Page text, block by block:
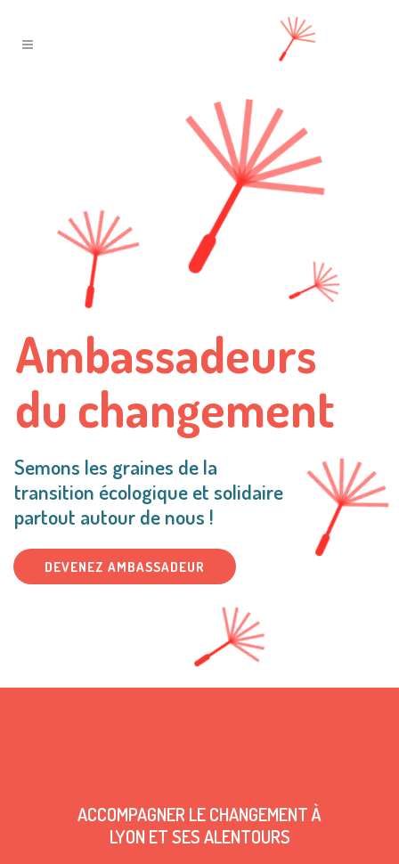
Ambassadeurs
du changement
Semons les graines de la
transition écologique et solidaire
partout autour de nous !
DEVENEZ AMBASSADEUR
ACCOMPAGNER LE CHANGEMENT À
LYON ET SES ALENTOURS